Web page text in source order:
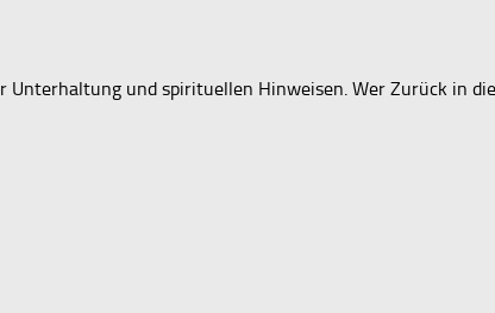
und spirituellen Hinweisen. Wer Zurück in